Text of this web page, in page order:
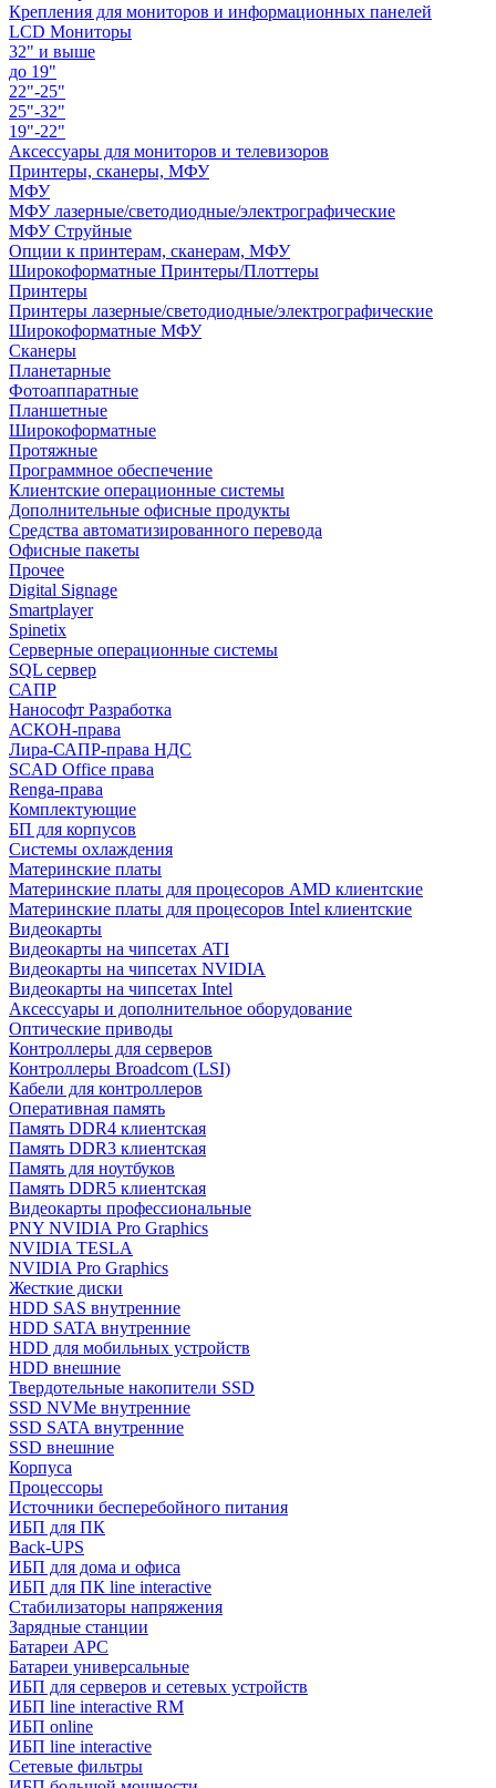
Крепления для мониторов и информационных панелей
LCD Мониторы
32" и выше
до 19"
22"-25"
25"-32"
19"-22"
Аксессуары для мониторов и телевизоров
Принтеры, сканеры, МФУ
МФУ
МФУ лазерные/светодиодные/электрографические
МФУ Струйные
Опции к принтерам, сканерам, МФУ
Широкоформатные Принтеры/Плоттеры
Принтеры
Принтеры лазерные/светодиодные/электрографические
Широкоформатные МФУ
Сканеры
Планетарные
Фотоаппаратные
Планшетные
Широкоформатные
Протяжные
Программное обеспечение
Клиентские операционные системы
Дополнительные офисные продукты
Средства автоматизированного перевода
Офисные пакеты
Прочее
Digital Signage
Smartplayer
Spinetix
Серверные операционные системы
SQL сервер
САПР
Нанософт Разработка
АСКОН-права
Лира-САПР-права НДС
SCAD Office права
Renga-права
Комплектующие
БП для корпусов
Системы охлаждения
Материнские платы
Материнские платы для процесоров AMD клиентские
Материнские платы для процесоров Intel клиентские
Видеокарты
Видеокарты на чипсетах ATI
Видеокарты на чипсетах NVIDIA
Видеокарты на чипсетах Intel
Аксессуары и дополнительное оборудование
Оптические приводы
Контроллеры для серверов
Контроллеры Broadcom (LSI)
Кабели для контроллеров
Оперативная память
Память DDR4 клиентская
Память DDR3 клиентская
Память для ноутбуков
Память DDR5 клиентская
Видеокарты профессиональные
PNY NVIDIA Pro Graphics
NVIDIA TESLA
NVIDIA Pro Graphics
Жесткие диски
HDD SAS внутренние
HDD SATA внутренние
HDD для мобильных устройств
HDD внешние
Твердотельные накопители SSD
SSD NVMe внутренние
SSD SATA внутренние
SSD внешние
Корпуса
Процессоры
Источники бесперебойного питания
ИБП для ПК
Back-UPS
ИБП для дома и офиса
ИБП для ПК linе interactive
Стабилизаторы напряжения
Зарядные станции
Батареи APC
Батареи универсальные
ИБП для серверов и сетевых устройств
ИБП line interactive RM
ИБП online
ИБП linе interactive
Сетевые фильтры